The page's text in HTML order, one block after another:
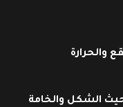
والحرارة
الشكل والخامة